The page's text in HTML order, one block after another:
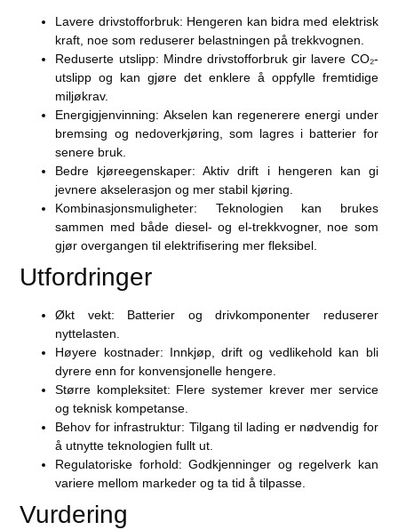
Lavere drivstofforbruk: Hengeren kan bidra med elektrisk
kraft, noe som reduserer belastningen på trekkvognen.
Reduserte utslipp: Mindre drivstofforbruk gir lavere CO₂-
utslipp og kan gjøre det enklere å oppfylle fremtidige
miljøkrav.
Energigjenvinning: Akselen kan regenerere energi under
bremsing og nedoverkjøring, som lagres i batterier for
senere bruk.
Bedre kjøreegenskaper: Aktiv drift i hengeren kan gi
jevnere akselerasjon og mer stabil kjøring.
Kombinasjonsmuligheter: Teknologien kan brukes
sammen med både diesel- og el-trekkvogner, noe som
gjør overgangen til elektrifisering mer fleksibel.
Utfordringer
Økt vekt: Batterier og drivkomponenter reduserer
nyttelasten.
Høyere kostnader: Innkjøp, drift og vedlikehold kan bli
dyrere enn for konvensjonelle hengere.
Større kompleksitet: Flere systemer krever mer service
og teknisk kompetanse.
Behov for infrastruktur: Tilgang til lading er nødvendig for
å utnytte teknologien fullt ut.
Regulatoriske forhold: Godkjenninger og regelverk kan
variere mellom markeder og ta tid å tilpasse.
Vurdering